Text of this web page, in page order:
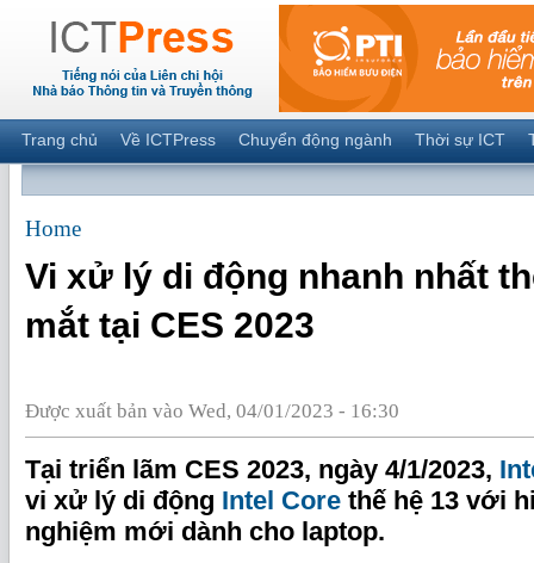
Trang chủ Về ICTPress Chuyển động ngành Thời sự ICT
Home
Vi xử lý di động nhanh nhất
mắt tại CES 2023
Được xuất bản vào Wed, 04/01/2023 - 16:30
Tại triển lãm CES 2023, ngày 4/1/2023,
vi xử lý di động Intel Core thế hệ 13 với
nghiệm mới dành cho laptop.